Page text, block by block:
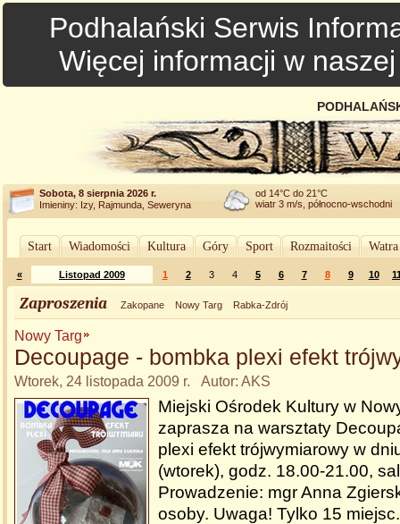
Podhalański Serwis
Więcej informacji w
Sobota, 8 sierpnia 2026 r.
Imieniny: Izy, Rajmunda, Seweryna
od 14°C do 21°C
wiatr 3 m/s, północno-wschodni
Start Wiadomości Kultura Góry Sport Rozmaitości
« Listopad 2009 1 2 3 4 5 6 7 8 9 10
Zaproszenia Zakopane Nowy Targ Rabka-Zdrój
Nowy Targ
Decoupage - bombka plexi efekt
Wtorek, 24 listopada 2009 r. Autor: AKS
Miejski Ośrodek Kultury w
zaprasza na warsztaty
plexi efekt trójwymiarowy w
(wtorek), godz. 18.00-21.00,
Prowadzenie: mgr Anna
osoby. Uwaga! Tylko 15